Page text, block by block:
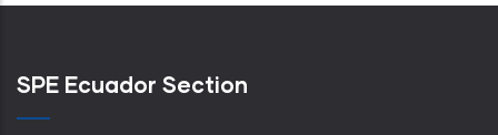
SPE Ecuador Section